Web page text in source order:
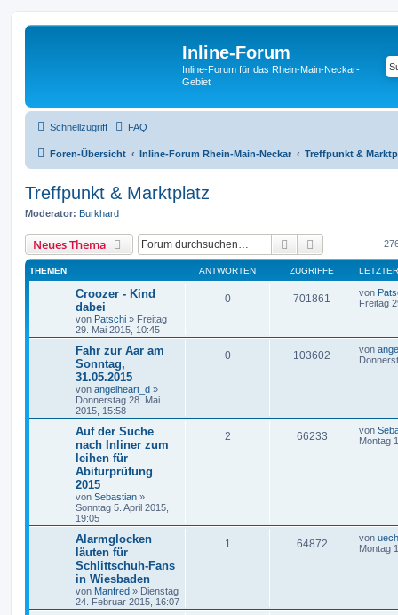
Inline-Forum
Inline-Forum für das Rhein-Main-Neckar-
Gebiet
Schnellzugriff FAQ
Foren-Übersicht Inline-Forum Rhein-Main-Neckar Treffpunkt &
Treffpunkt & Marktplatz
Moderator: Burkhard
Neues Thema Suche Erweiterte
THEMEN ANTWORTEN ZUGRIFFE
Croozer - Kind
dabei
von Patschi » Freitag
29. Mai 2015, 10:45
0 701861 von
Freitag
Fahr zur Aar am
Sonntag,
31.05.2015
von angelheart_d »
Donnerstag 28. Mai
2015, 15:58
0 103602 von
Auf der Suche
nach Inliner zum
leihen für
Abiturprüfung
2015
von Sebastian »
Sonntag 5. April 2015,
19:05
2 66233 von
Montag
Alarmglocken
läuten für
Schlittschuh-Fans
in Wiesbaden
von Manfred » Dienstag
24. Februar 2015, 16:07
1 64872 von
Montag